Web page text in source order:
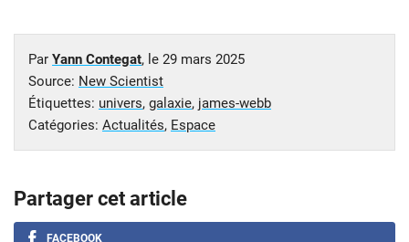
Par Yann Contegat, le 29 mars 2025
Source: New Scientist
Étiquettes: univers, galaxie, james-webb
Catégories: Actualités, Espace
Partager cet article
FACEBOOK